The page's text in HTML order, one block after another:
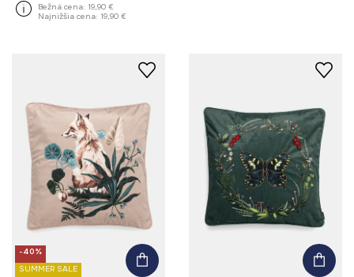
Bežná cena: 19,90 €
Najnižšia cena: 19,90 €
-40%
SUMMER SALE